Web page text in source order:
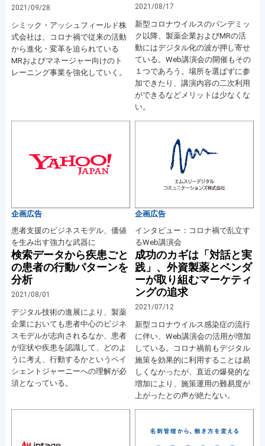
2021/09/28
シミック・アッシュフィールド株
式会社は、コロナ禍で従来の活動
から進化・変革を迫られている
MRおよびマネージャー向けのト
レーニング事業を強化していく。
2021/08/17
新型コロナウイルスのパンデミッ
ク以降、製薬企業およびMRの活
動にはデジタル化の波が押し寄せ
ている。Web講演会の開催もその
１つであろう。場所を選ばずに参
加できたり、講演内容の二次利用
ができるなどメリットは少なくな
い。
企画広告
患者支援のビジネスモデル、価値
を生み出す強力な武器に
検索データから疾患ごと
の患者の行動パターンを
分析
2021/08/01
デジタル技術の進展により、製薬
企業においても患者中心のビジネ
スモデルが志向されるなか、患者
が症状や疾患を認識して、どのよ
うに考え、行動するかというペイ
シェントジャーニーへの理解が必
須となっている。
企画広告
インタビュー：コロナ禍で乱立す
るWeb講演会
成功のカギは「対話と実
践」、外資製薬とベンダ
ーが取り組むマーケティ
ングの追求
2021/07/12
新型コロナウイルス感染症の流行
に伴い、Web講演会の活用が増加
している。コロナ禍前もデジタル
施策を効果的に利用することは易
しくなかったが、直近の爆発的な
増加により、施策運用の難易度が
上がったとの声が絶たない。